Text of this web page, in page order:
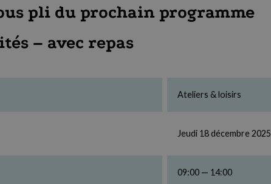
pli du prochain programme
– avec repas
Ateliers & loisirs
Jeudi 18 décembre 2025
09:00 — 14:00